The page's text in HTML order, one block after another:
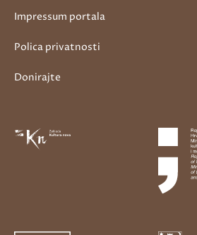
Impressum portala
Polica privatnosti
Donirajte